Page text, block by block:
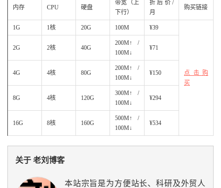
内存 CPU 硬盘
带宽（上
下行）
折后价/
月
购买链接
1G 1核 20G 100M ¥39
点击购
买
2G 2核 40G
200M↑ /
100M↓
¥71
4G 4核 80G
200M↑ /
100M↓
¥150
8G 4核 120G
300M↑ /
100M↓
¥294
16G 8核 160G
500M↑ /
100M↓
¥534
关于 老刘博客
本站宗旨是为方便站长、科研及外贸人